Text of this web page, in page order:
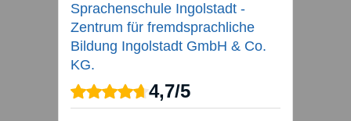
Sprachenschule Ingolstadt -
Zentrum für fremdsprachliche
Bildung Ingolstadt GmbH & Co.
KG.
4,7/5